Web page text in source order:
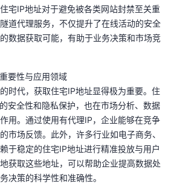
宅IP地址对于避免被各类网站封禁至关重
道代理服务，不仅提升了在线活动的安全
数据获取可能，有助于业务决策和市场竞
要性与应用领域
时代，获取住宅IP地址显得极为重要。住
安全性和隐私保护，也在市场分析、数据
用。通过使用有代理IP，企业能够在竞争
市场反馈。此外，许多行业如电子商务、
于稳定的住宅IP地址进行精准投放与用户
获取这些地址，可以帮助企业提高数据处
决策的科学性和准确性。